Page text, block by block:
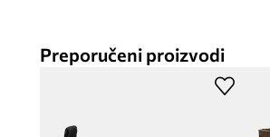
Preporučeni proizvodi